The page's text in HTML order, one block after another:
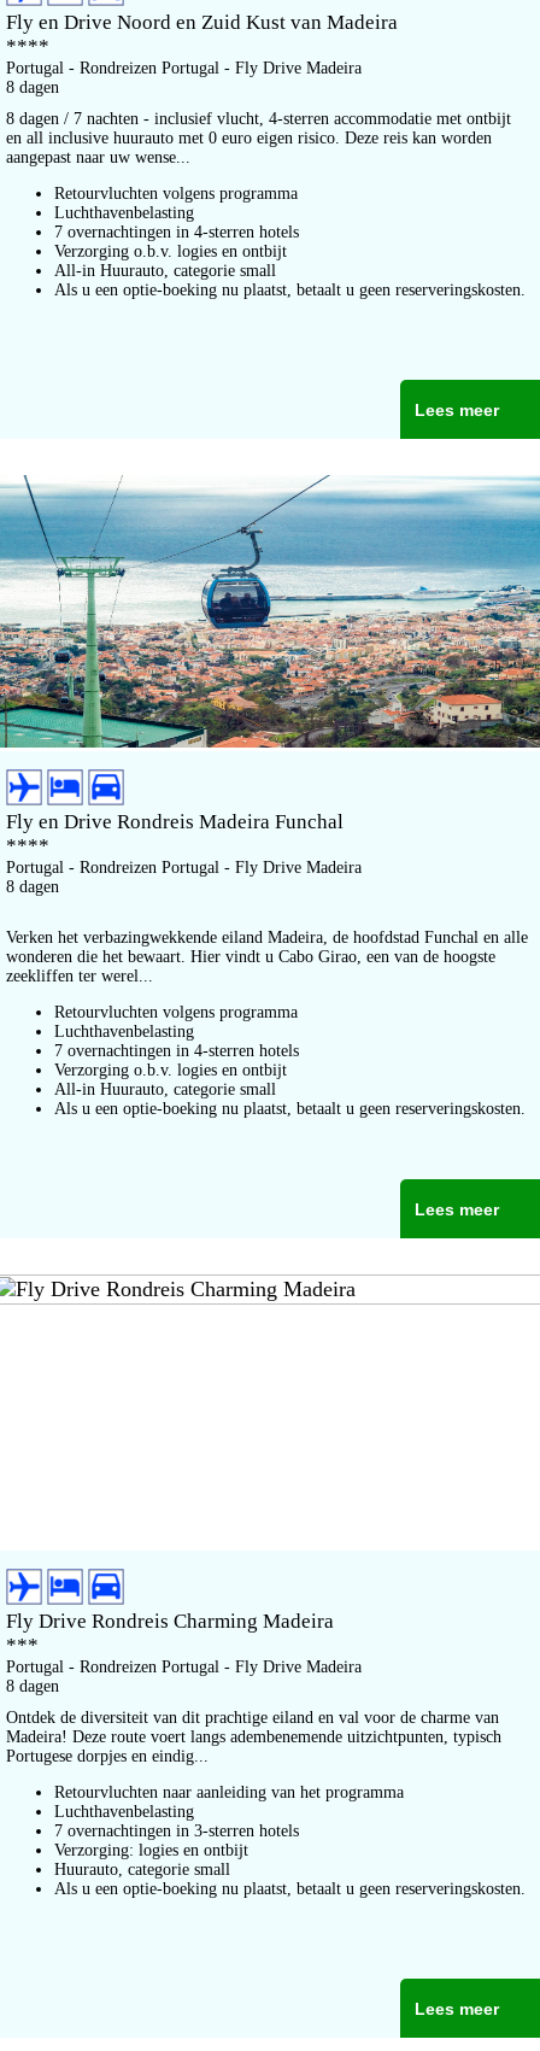
Fly en Drive Noord en Zuid Kust van Madeira
****
Portugal - Rondreizen Portugal - Fly Drive Madeira
8 dagen
8 dagen / 7 nachten - inclusief vlucht, 4-sterren accommodatie met ontbijt
en all inclusive huurauto met 0 euro eigen risico. Deze reis kan worden
aangepast naar uw wense...
Retourvluchten volgens programma
Luchthavenbelasting
7 overnachtingen in 4-sterren hotels
Verzorging o.b.v. logies en ontbijt
All-in Huurauto, categorie small
Als u een optie-boeking nu plaatst, betaalt u geen reserveringskosten.
Lees meer
Fly en Drive Rondreis Madeira Funchal
****
Portugal - Rondreizen Portugal - Fly Drive Madeira
8 dagen
Verken het verbazingwekkende eiland Madeira, de hoofdstad Funchal en alle
wonderen die het bewaart. Hier vindt u Cabo Girao, een van de hoogste
zeekliffen ter werel...
Retourvluchten volgens programma
Luchthavenbelasting
7 overnachtingen in 4-sterren hotels
Verzorging o.b.v. logies en ontbijt
All-in Huurauto, categorie small
Als u een optie-boeking nu plaatst, betaalt u geen reserveringskosten.
Lees meer
Fly Drive Rondreis Charming Madeira
***
Portugal - Rondreizen Portugal - Fly Drive Madeira
8 dagen
Ontdek de diversiteit van dit prachtige eiland en val voor de charme van
Madeira! Deze route voert langs adembenemende uitzichtpunten, typisch
Portugese dorpjes en eindig...
Retourvluchten naar aanleiding van het programma
Luchthavenbelasting
7 overnachtingen in 3-sterren hotels
Verzorging: logies en ontbijt
Huurauto, categorie small
Als u een optie-boeking nu plaatst, betaalt u geen reserveringskosten.
Lees meer